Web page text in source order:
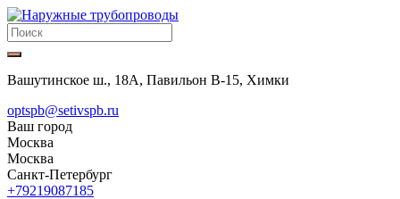
Вашутинское ш., 18А, Павильон В-15, Химки
optspb@setivspb.ru
Ваш город
Москва
Москва
Санкт-Петербург
+79219087185